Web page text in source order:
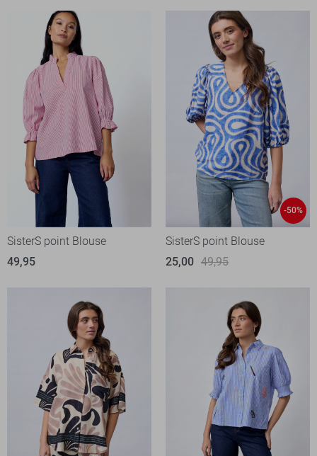
SisterS point Blouse
49,95
-50%
SisterS point Blouse
25,00 49,95